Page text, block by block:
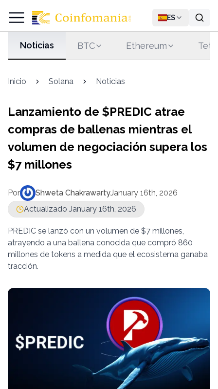
ES
Noticias BTC Ethereum
Inicio Solana Noticias
Lanzamiento de $PREDIC atrae
compras de ballenas mientras el
volumen de negociación supera los
$7 millones
Por Shweta ChakrawartyJanuary 16th, 2026
Actualizado January 16th, 2026
PREDIC se lanzó con un volumen de $7 millones,
atrayendo a una ballena conocida que compró 860
millones de tokens a medida que el ecosistema ganaba
tracción.